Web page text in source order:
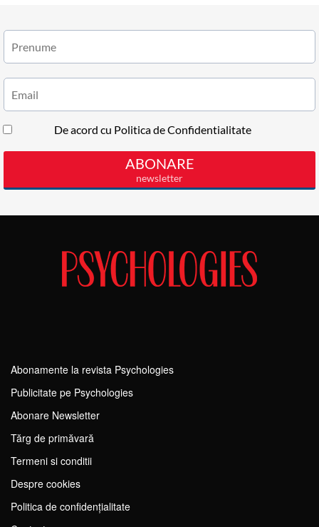
Abonamente la revista Psychologies
Publicitate pe Psychologies
Abonare Newsletter
Tărg de primăvară
Termeni si conditii
Despre cookies
Politica de confidențialitate